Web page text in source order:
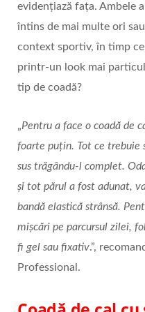
evidențiază fața. Ambele
întins de mai multe ori
context sportiv, în timp
printr-un look mai
tip de coadă?
„Pentru a face o coadă de
foarte puțin. Tot ce trebuie
sus trăgându-l complet.
și tot părul a fost adunat,
bandă elastică strânsă.
mișcări pe parcursul zilei,
fi gel sau fixativ.”,
Professional.